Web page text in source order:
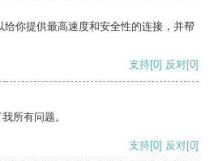
你提供最高速度和安全性的连接，并帮
支持[0] 反对[0]
所有问题。
支持[0] 反对[0]